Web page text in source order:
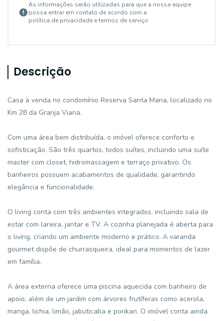
As informações serão utilizadas para que a nossa equipe
possa entrar em contato de acordo com a
política de privacidade e termos de serviço
Descrição
Casa à venda no condomínio Reserva Santa Maria, localizado no
Km 28 da Granja Viana.
Com uma área bem distribuída, o imóvel oferece conforto e
sofisticação. São três quartos, todos suítes, incluindo uma suíte
master com closet, hidromassagem e terraço privativo. Os
banheiros possuem acabamentos de qualidade, garantindo
elegância e funcionalidade.
O living conta com três ambientes integrados, incluindo sala de
estar com lareira, jantar e TV. A cozinha planejada é aberta para
o living, criando um ambiente moderno e prático. A varanda
gourmet dispõe de churrasqueira, ideal para momentos de lazer
em família.
A área externa oferece uma piscina aquecida com banheiro de
apoio, além de um jardim com árvores frutíferas como acerola,
manga, lichia, limão, jabuticaba e ponkan. O imóvel conta ainda